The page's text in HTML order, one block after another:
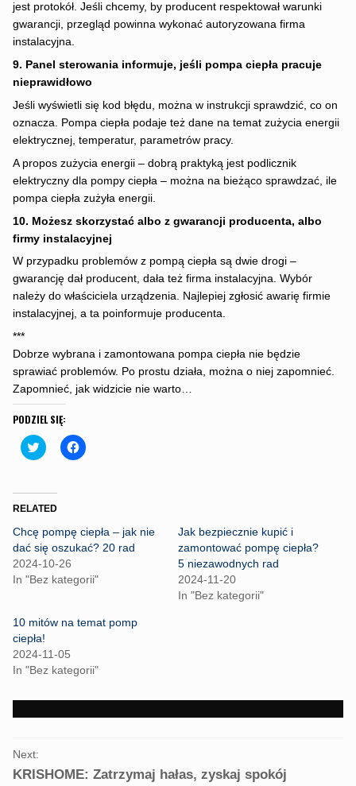
jest protokół. Jeśli chcemy, by producent respektował warunki
gwarancji, przegląd powinna wykonać autoryzowana firma
instalacyjna.
9. Panel sterowania informuje, jeśli pompa ciepła pracuje
nieprawidłowo
Jeśli wyświetli się kod błędu, można w instrukcji sprawdzić, co on
oznacza. Pompa ciepła podaje też dane na temat zużycia energii
elektrycznej, temperatur, parametrów pracy.
A propos zużycia energii – dobrą praktyką jest podlicznik
elektryczny dla pompy ciepła – można na bieżąco sprawdzać, ile
pompa ciepła zużyła energii.
10. Możesz skorzystać albo z gwarancji producenta, albo
firmy instalacyjnej
W przypadku problemów z pompą ciepła są dwie drogi –
gwarancję dał producent, dała też firma instalacyjna. Wybór
należy do właściciela urządzenia. Najlepiej zgłosić awarię firmie
instalacyjnej, a ta poinformuje producenta.
***
Dobrze wybrana i zamontowana pompa ciepła nie będzie
sprawiać problemów. Po prostu działa, można o niej zapomnieć.
Zapomnieć, jak widzicie nie warto…
PODZIEL SIĘ:
C
l
t
o
h
a
r
e
o
n
t
t
e
r
(
O
n
w
C
l
h
a
r
n
e
b
(
e
w
RELATED
Chcę pompę ciepła – jak nie
dać się oszukać? 20 rad
2024-10-26
In "Bez kategorii"
Jak bezpiecznie kupić i
zamontować pompę ciepła?
5 niezawodnych rad
2024-11-20
In "Bez kategorii"
10 mitów na temat pomp
ciepła!
2024-11-05
In "Bez kategorii"
PORTFOLIO
NAVIGATION
Next:
KRISHOME: Zatrzymaj hałas, zyskaj spokój